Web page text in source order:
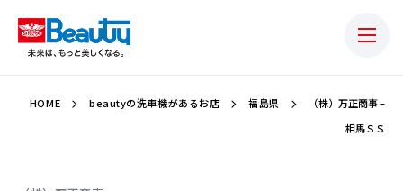
HOME beautyの洗車機があるお店 福島県
（株）万正商事 –
相馬ＳＳ